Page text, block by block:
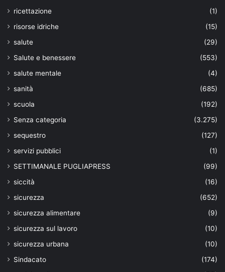
ricettazione
(1)
risorse idriche
(15)
salute
(29)
Salute e benessere
(553)
salute mentale
(4)
sanità
(685)
scuola
(192)
Senza categoria
(3.275)
sequestro
(127)
servizi pubblici
(1)
SETTIMANALE PUGLIAPRESS
(99)
siccità
(16)
sicurezza
(652)
sicurezza alimentare
(9)
sicurezza sul lavoro
(10)
sicurezza urbana
(10)
Sindacato
(174)